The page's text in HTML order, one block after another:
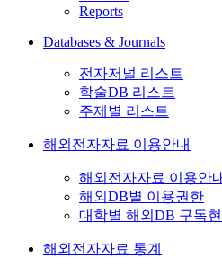
Reports
Databases & Journals
전자저널 리스트
학술DB 리스트
주제별 리스트
해외전자자료 이용안내
해외전자자료 이용안
해외DB별 이용권한
대학별 해외DB 구독
해외전자자료 통계